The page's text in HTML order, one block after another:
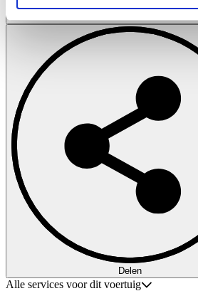
soziale Medien, Werbung und
Partner führen diese Informationen
weiteren Daten zusammen, die Sie
haben oder die sie im Rahmen Ihrer
gesammelt haben.
Delen
Alle services voor dit voertuig